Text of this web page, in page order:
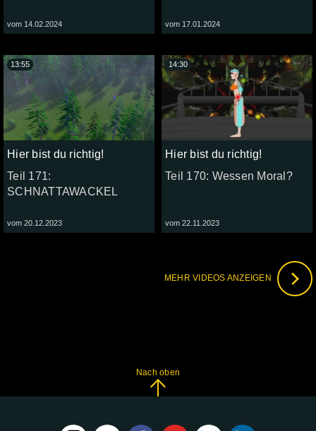
vom 14.02.2024 vom 17.01.2024
Hier bist du richtig!
Teil 171:
SCHNATTAWACKEL
vom 20.12.2023
13:55
Hier bist du richtig!
Teil 170: Wessen Moral?
vom 22.11.2023
14:30
MEHR VIDEOS ANZEIGEN
Nach oben